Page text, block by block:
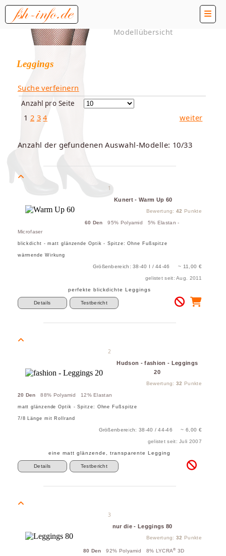
Modellübersicht
Leggings
Suche verfeinern
Anzahl pro Seite
1 2 3 4 weiter
Anzahl der gefundenen Auswahl-Modelle: 10/33
1
Kunert - Warm Up 60
Bewertung:42 Punkte
60 Den 95% Polyamid 5% Elastan -
Microfaser
blickdicht - matt glänzende Optik - Spitze: Ohne Fußspitze
wärmende Wirkung
Größenbereich: 38-40 I / 44-46 ~ 11,00 €
gelistet seit: Aug. 2011
perfekte blickdichte Leggings
Details Testbericht
2
Hudson - fashion - Leggings
20
Bewertung:32 Punkte
20 Den 88% Polyamid 12% Elastan
matt glänzende Optik - Spitze: Ohne Fußspitze
7/8 Länge mit Rollrand
Größenbereich: 38-40 / 44-46 ~ 6,00 €
gelistet seit: Juli 2007
eine matt glänzende, transparente Legging
Details Testbericht
3
nur die - Leggings 80
Bewertung:32 Punkte
80 Den 92% Polyamid 8% LYCRA® 3D